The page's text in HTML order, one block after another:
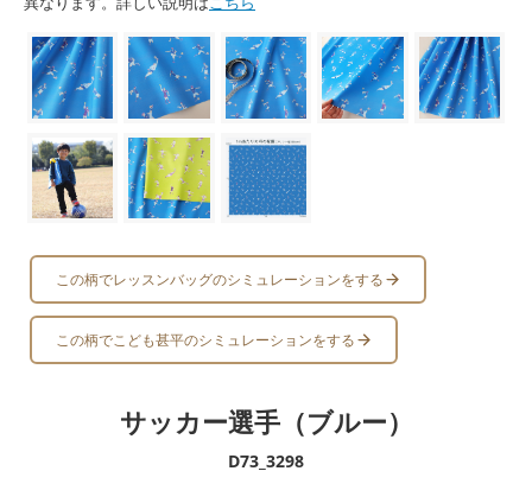
この柄でレッスンバッグのシミュレーションをする
この柄でこども甚平のシミュレーションをする
サッカー選手（ブルー）
D73_3298